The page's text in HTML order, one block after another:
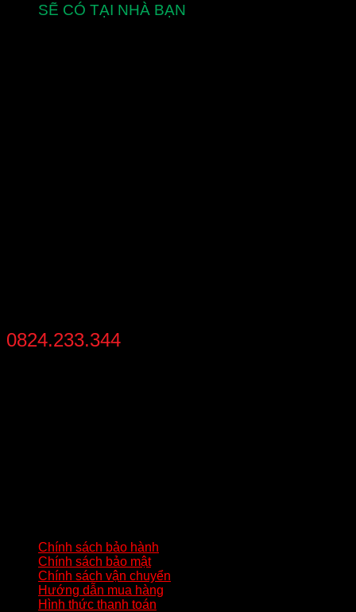
SẼ CÓ TẠI NHÀ BẠN
0824.233.344
Chính sách bảo hành
Chính sách bảo mật
Chính sách vận chuyển
Hướng dẫn mua hàng
Hình thức thanh toán